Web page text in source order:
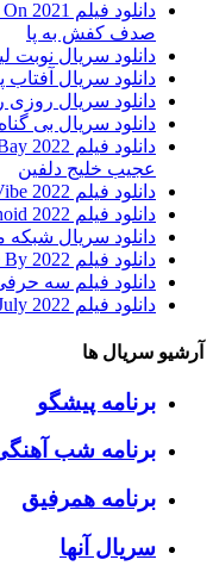
صدف کفش به پا
دانلود سریال نوبت
دانلود سریال
دانلود سریال روزی
دانلود سریال بی گناه
عجیب خلیج دلفین
دانلود فیلم Seoul Vibe 2022 حال و هوای سئول
دانلود فیلم Alienoid 2022 بیگانه
دانلود سریال شبکه
دانلود فیلم I Came By 2022 آمدم
دانلود فیلم سه
دانلود فیلم Fourth of July 2022 چهارم جولای
آرشیو سریال ها
برنامه پیشگو
برنامه شب
برنامه همرفیق
سریال آنها